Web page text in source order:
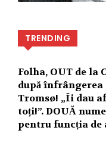
TRENDING
Folha, OUT de la
după înfrângerea
Tromsø! „Îi dau
toți!”. DOUĂ
pentru funcția de